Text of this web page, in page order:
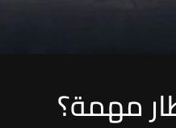
مهمة؟